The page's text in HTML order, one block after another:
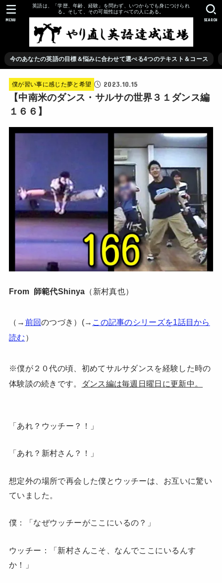
英語は、「学歴、年齢、経験」を問わず、いつからでも身につけられ
る。そして、その可能性はすべての人にある。
今のあなたの英語の目標＆悩みに合わせて選べる4つのテキスト＆コース
SEARCH
MENU
僕が習い事に感じた夢と希望 2023.10.15
【中南米のダンス・サルサの世界３１ダンス編
１６６】
From 師範代Shinya （新村真也）
（→ 前回のつづき）(→ この記事のシリーズを1話目から
読む ）
※僕が２０代の頃、初めてサルサダンスを経験した時の
体験談の続きです。
ダンス編は毎週日曜日に更新中。
「あれ？ウッチー？！」
「あれ？新村さん？！」
想定外の場所で再会した僕とウッチーは、お互いに驚い
ていました。
僕：「なぜウッチーがここにいるの？」
ウッチー：「新村さんこそ、なんでここにいるんす
か！」